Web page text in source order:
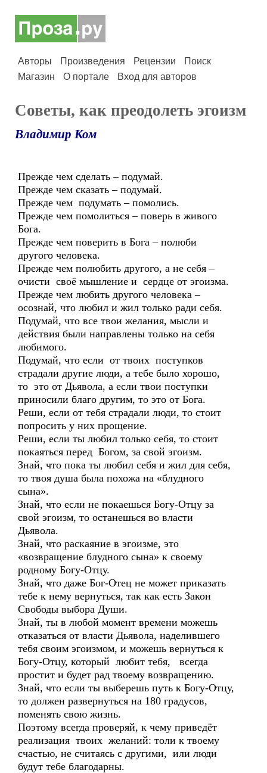
Авторы Произведения Рецензии
Поиск
Магазин
О портале Вход для авторов
Советы, как преодолеть эгоизм
Владимир Ком
Прежде чем сделать – подумай.
Прежде чем сказать – подумай.
Прежде чем подумать – помолись.
Прежде чем помолиться – поверь в живого
Бога.
Прежде чем поверить в Бога – полюби
другого человека.
Прежде чем полюбить другого, а не себя –
очисти своё мышление и сердце от эгоизма.
Прежде чем любить другого человека –
осознай, что любил и жил только ради себя.
Подумай, что все твои желания, мысли и
действия были направлены только на себя
любимого.
Подумай, что если от твоих поступков
страдали другие люди, а тебе было хорошо,
то это от Дьявола, а если твои поступки
приносили благо другим, то это от Бога.
Реши, если от тебя страдали люди, то стоит
попросить у них прощение.
Реши, если ты любил только себя, то стоит
покаяться перед Богом, за свой эгоизм.
Знай, что пока ты любил себя и жил для себя,
то твоя душа была похожа на «блудного
сына».
Знай, что если не покаешься Богу-Отцу за
свой эгоизм, то останешься во власти
Дьявола.
Знай, что раскаяние в эгоизме, это
«возвращение блудного сына» к своему
родному Богу-Отцу.
Знай, что даже Бог-Отец не может приказать
тебе к нему вернуться, так как есть Закон
Свободы выбора Души.
Знай, ты в любой момент времени можешь
отказаться от власти Дьявола, наделившего
тебя своим эгоизмом, и можешь вернуться к
Богу-Отцу, который любит тебя, всегда
простит и будет рад твоему возвращению.
Знай, что если ты выберешь путь к Богу-Отцу,
то должен развернуться на 180 градусов,
поменять свою жизнь.
Поэтому всегда проверяй, к чему приведёт
реализация твоих желаний: толи к твоему
счастью, не считаясь с другими, или люди
будут тебе благодарны.